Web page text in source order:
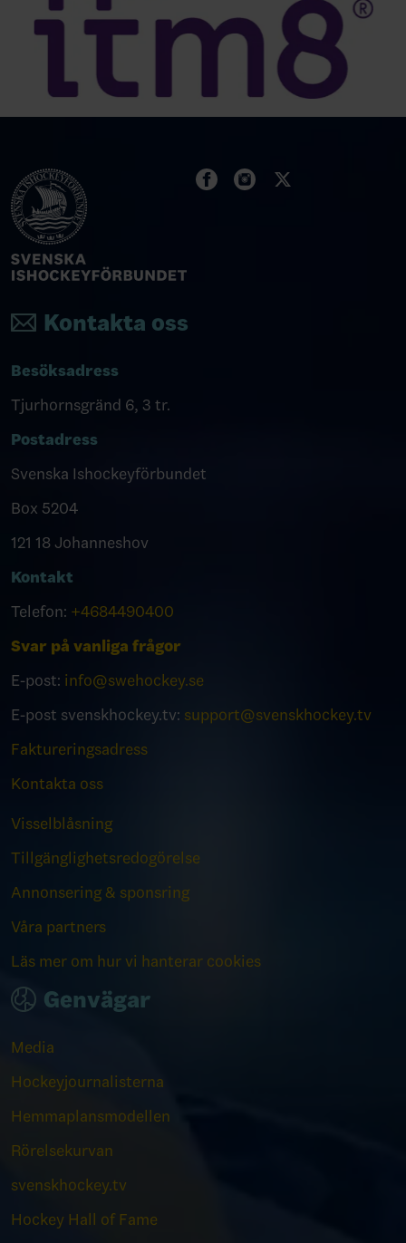
Kontakta oss
Besöksadress
Tjurhornsgränd 6, 3 tr.
Postadress
Svenska Ishockeyförbundet
Box 5204
121 18 Johanneshov
Kontakt
Telefon: +4684490400
Svar på vanliga frågor
E-post: info@swehockey.se
E-post svenskhockey.tv: support@svenskhockey.tv
Faktureringsadress
Kontakta oss
Visselblåsning
Tillgänglighetsredogörelse
Annonsering & sponsring
Våra partners
Läs mer om hur vi hanterar cookies
Genvägar
Media
Hockeyjournalisterna
Hemmaplansmodellen
Rörelsekurvan
svenskhockey.tv
Hockey Hall of Fame